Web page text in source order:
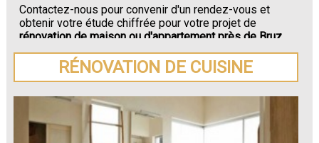
Contactez-nous pour convenir d'un rendez-vous et
obtenir votre étude chiffrée pour votre projet de
rénovation de maison ou d'appartement près de Bruz
RÉNOVATION DE CUISINE